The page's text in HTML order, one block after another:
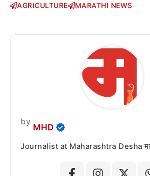
AGRICULTURE MARATHI NEWS
by
MHD
Journalist at Maharashtra Desha